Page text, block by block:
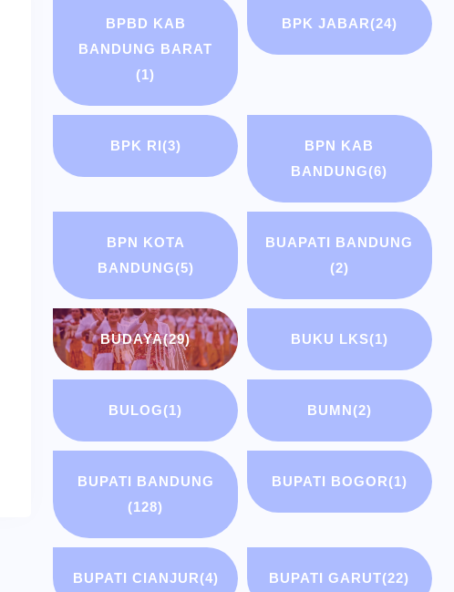
BPBD KAB
BANDUNG BARAT
(1)
BPK JABAR(24)
BPK RI(3)
BPN KAB
BANDUNG(6)
BPN KOTA
BANDUNG(5)
BUAPATI BANDUNG
(2)
BUDAYA(29) BUKU LKS(1)
BULOG(1) BUMN(2)
BUPATI BANDUNG
(128)
BUPATI BOGOR(1)
BUPATI CIANJUR(4) BUPATI GARUT(22)